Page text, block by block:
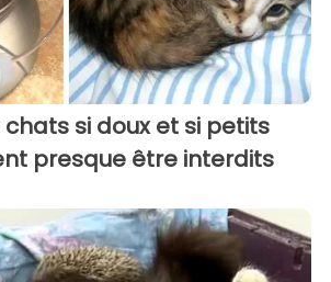
chats si doux et si petits
presque être interdits